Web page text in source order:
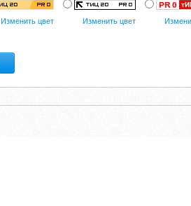
Изменить цвет Изменить цвет